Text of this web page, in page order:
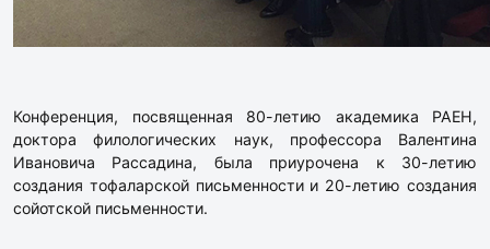
Конференция, посвященная 80-летию академика РАЕН,
доктора филологических наук, профессора Валентина
Ивановича Рассадина, была приурочена к 30-летию
создания тофаларской письменности и 20-летию создания
сойотской письменности.